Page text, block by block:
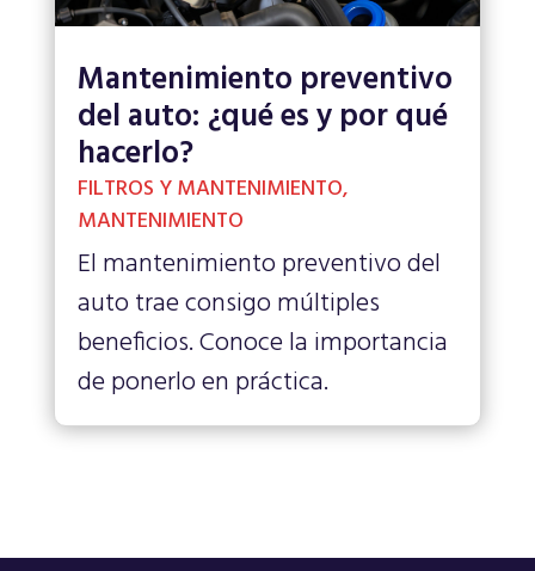
Mantenimiento preventivo
del auto: ¿qué es y por qué
hacerlo?
FILTROS Y MANTENIMIENTO,
MANTENIMIENTO
El mantenimiento preventivo del
auto trae consigo múltiples
beneficios. Conoce la importancia
de ponerlo en práctica.